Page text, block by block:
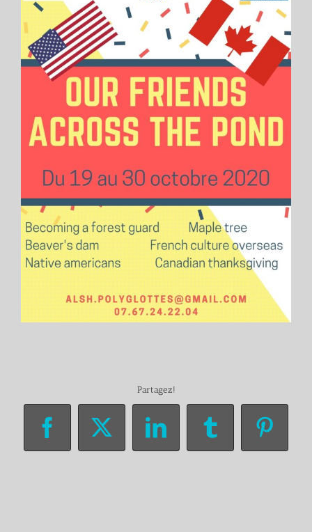
Partagez!
Facebook
X LinkedInTumblr